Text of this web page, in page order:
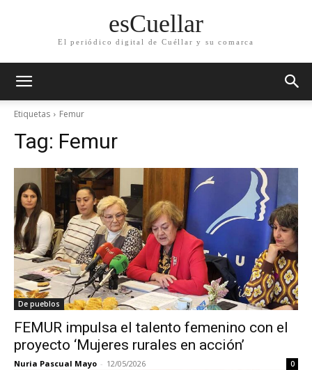
esCuellar
El periódico digital de Cuéllar y su comarca
Etiquetas Femur
Tag: Femur
De pueblos
FEMUR impulsa el talento femenino con el
proyecto ‘Mujeres rurales en acción’
Nuria Pascual Mayo - 12/05/2026 0